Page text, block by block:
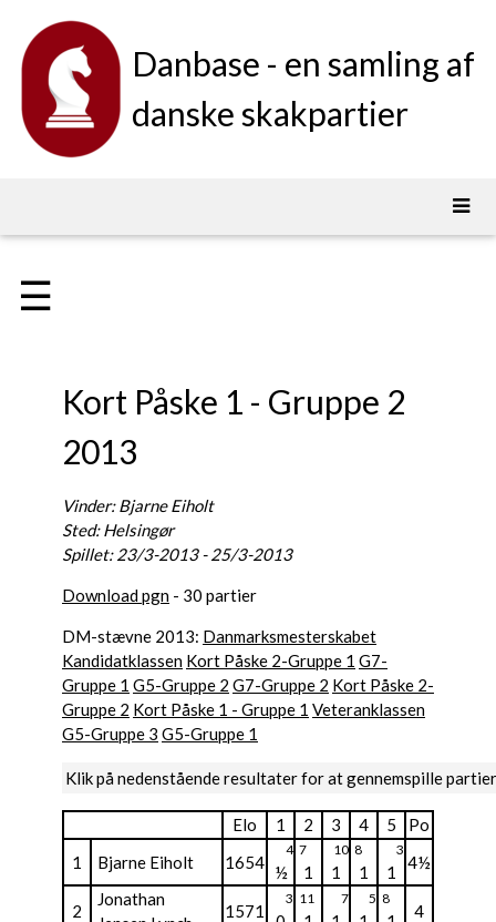
Danbase - en samling af
danske skakpartier
☰
Kort Påske 1 - Gruppe 2
2013
Vinder: Bjarne Eiholt
Sted: Helsingør
Spillet: 23/3-2013 - 25/3-2013
Download pgn - 30 partier
DM-stævne 2013: Danmarksmesterskabet
Kandidatklassen Kort Påske 2-Gruppe 1 G7-
Gruppe 1 G5-Gruppe 2 G7-Gruppe 2 Kort Påske 2-
Gruppe 2 Kort Påske 1 - Gruppe 1 Veteranklassen
G5-Gruppe 3 G5-Gruppe 1
Klik på nedenstående resultater for at gennemspille partier
Elo 1 2 3 4 5
Po
1
Bjarne Eiholt 1654
4
½
7
1
10
1
8
1
3
1 4½
2
Jonathan
1571
3 11 7 5 8
4